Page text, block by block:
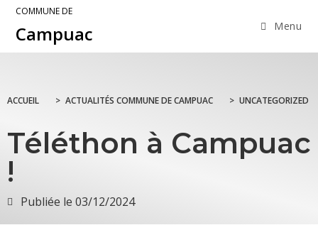
COMMUNE DE
Campuac Menu
ACCUEIL > ACTUALITÉS COMMUNE DE CAMPUAC > UNCATEGORIZED
Téléthon à Campuac
!
Publiée le 03/12/2024